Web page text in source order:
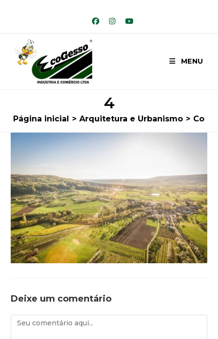
conteúdo
MENU
4
Página inicial > Arquitetura e Urbanismo >
Deixe um comentário
Comentário